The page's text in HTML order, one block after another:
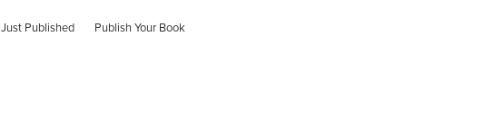
Just Published Publish Your Book